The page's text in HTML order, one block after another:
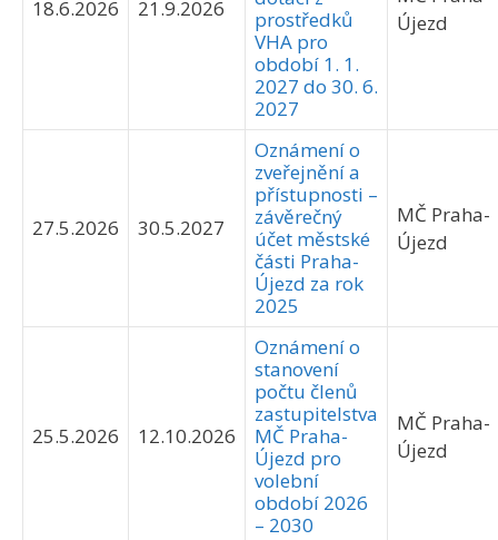
18.6.2026 21.9.2026
prostředků
VHA pro
období 1. 1.
2027 do 30. 6.
2027
Újezd
27.5.2026 30.5.2027
Oznámení o
zveřejnění a
přístupnosti –
závěrečný
účet městské
části Praha-
Újezd za rok
2025
MČ Praha-
Újezd
25.5.2026 12.10.2026
Oznámení o
stanovení
počtu členů
zastupitelstva
MČ Praha-
Újezd pro
volební
období 2026
– 2030
MČ Praha-
Újezd